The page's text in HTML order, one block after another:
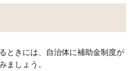
ときには、自治体に補助金制度が
ましょう。